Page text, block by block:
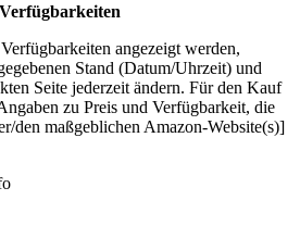
angezeigt werden,
Stand (Datum/Uhrzeit) und
Seite jederzeit ändern. Für den Kauf
zu Preis und Verfügbarkeit, die
den maßgeblichen Amazon-Website(s)]